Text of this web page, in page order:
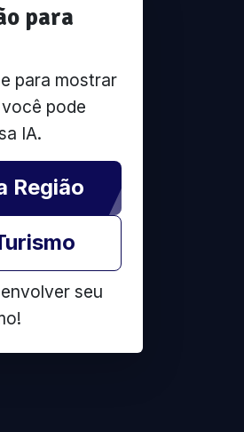
para
para mostrar
pode
IA.
Região
seu